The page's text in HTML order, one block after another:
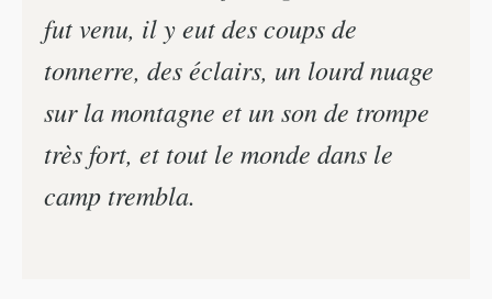
fut venu, il y eut des coups de
tonnerre, des éclairs, un lourd nuage
sur la montagne et un son de trompe
très fort, et tout le monde dans le
camp trembla.